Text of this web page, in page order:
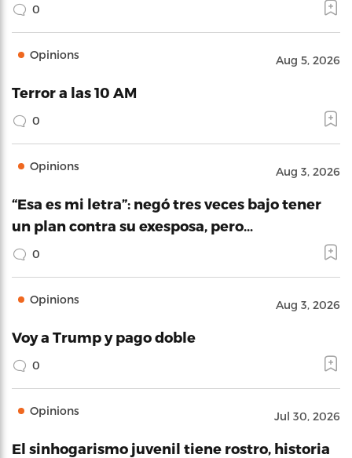
0
Opinions Aug 5, 2026
Terror a las 10 AM
0
Opinions Aug 3, 2026
“Esa es mi letra”: negó tres veces bajo tener
un plan contra su exesposa, pero…
0
Opinions Aug 3, 2026
Voy a Trump y pago doble
0
Opinions Jul 30, 2026
El sinhogarismo juvenil tiene rostro, historia